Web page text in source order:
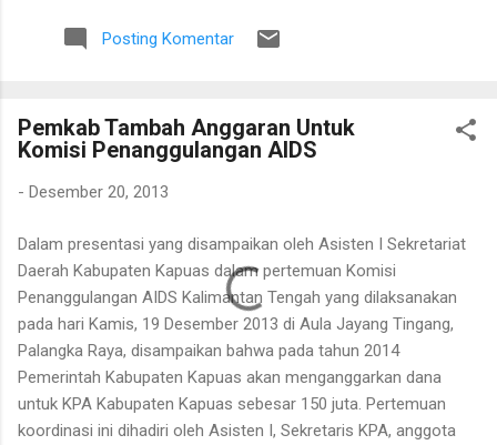
proses pengolahan rotan hingga menjadi bahan baku tikar
anyaman. Di tangan masyarakat setempat, rotan berduri yang
ekonomi. Bapak tersebut bercerita bahwa rotan yang sedang
dibersihkannya berasal dari kebun karet yang juga ditanami
rotan. Tanaman itu diperkirakan telah berusia sekitar sepuluh
untuk ditarik dan dipanen. Menurutnya, sebelum menarik rotan,
duri-duri pada bagian batang yang akan dipegang harus
dibersihkan terlebih dahulu. Setelah bagian tersebut aman,
barulah rotan dapat...
Posting Komentar
Pemkab Tambah Anggaran Untuk
Komisi Penanggulangan AIDS
- Desember 20, 2013
Dalam presentasi yang disampaikan oleh Asisten I Sekretariat
Daerah Kabupaten Kapuas dalam pertemuan Komisi
Penanggulangan AIDS Kalimantan Tengah yang dilaksanakan
pada hari Kamis, 19 Desember 2013 di Aula Jayang Tingang,
Palangka Raya, disampaikan bahwa pada tahun 2014
Pemerintah Kabupaten Kapuas akan menganggarkan dana
untuk KPA Kabupaten Kapuas sebesar 150 juta. Pertemuan
koordinasi ini dihadiri oleh Asisten I, Sekretaris KPA, anggota